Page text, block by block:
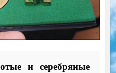
и серебряные